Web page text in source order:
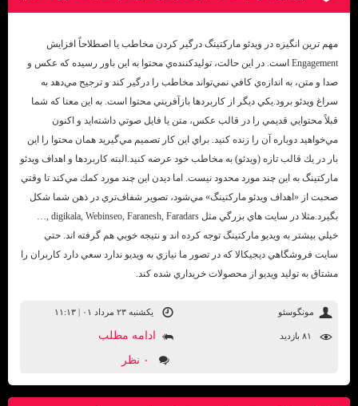
مهم ترين انگيزه در ويدئو ماركتينگ درگير كردن مخاطب يا اصطلاحاً افزايش
Engagement است. در اين حالت، توليدكننده‌ي محتوا به اين باور رسيده كه عكس و
صدا و متن، به اندازه‌ي كافي نمي‌تواند مخاطب را درگير كند و ترجيح مي‌دهد به
سراغ ويدئو برود.يكي ديگر از كاربردها بازآفريني محتوا است. به اين معنا كه شما
قبلاً محتوايي قديمي را در قالب عكس، متن يا فايل صوتي داشته‌ايد و اكنون
مي‌خواهيد دوباره آن را زنده كنيد. براي اين كار تصميم مي‌گيريد همان محتوا را اين
بار در يك قالب تازه (ويدئو) به مخاطب خود عرضه كنيد.البته كاربردها و اهداف ويدئو
ماركتينگ به اين چند مورد محدود نيست. اما ديدن اين چند مورد كمك مي‌كند تا وقتي
صحبت از «اهداف ويدئو ماركتينگ» مي‌شود، تصوير شفاف‌تري در ذهن شما شكل
بگيرد.مثلا در سايت هاي بزرگي مثل digikala, Webinseo, Faranesh, Faradars ,…
خيلي بيشتر به ويديو ماركتينگ توجه كرده اند و نتيجه خوبي هم گرفته اند. حتي
سايت فروشگاهي ديجيكالا كه در تصور ما نيازي به ويديو ندارد سعي دارد كاربران را
مشتاق به توليد ويديو از محصولات خريداري شده كند.
مونگوسئو یکشنبه ۲۳ مرداد ۰۱ | ۱۱:۱۳
ادامه مطلب
۰ نظر